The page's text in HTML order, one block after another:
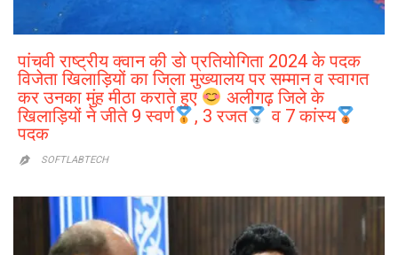
पांचवी राष्ट्रीय क्वान की डो प्रतियोगिता 2024 के पदक
विजेता खिलाड़ियों का जिला मुख्यालय पर सम्मान व स्वागत
कर उनका मुंह मीठा कराते हुए
अलीगढ़ जिले के
खिलाड़ियों ने जीते 9 स्वर्ण
, 3 रजत
व 7 कांस्य
पदक
 SOFTLABTECH